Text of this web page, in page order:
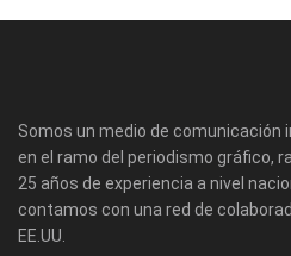
Somos un medio de comunicación
en el ramo del periodismo gráfico,
25 años de experiencia a nivel
contamos con una red de
EE.UU.